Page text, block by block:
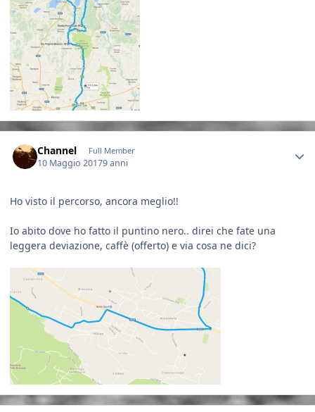
Channel Full Member
10 Maggio 20179 anni
Ho visto il percorso, ancora meglio!!
Io abito dove ho fatto il puntino nero.. direi che fate una
leggera deviazione, caffè (offerto) e via cosa ne dici?